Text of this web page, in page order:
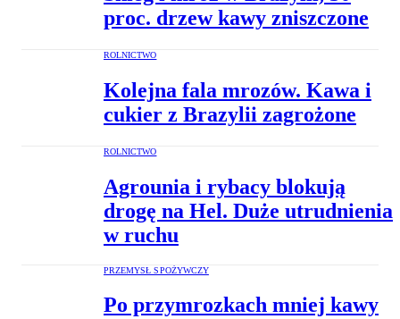
proc. drzew kawy zniszczone
ROLNICTWO
Kolejna fala mrozów. Kawa i
cukier z Brazylii zagrożone
ROLNICTWO
Agrounia i rybacy blokują
drogę na Hel. Duże utrudnienia
w ruchu
PRZEMYSŁ SPOŻYWCZY
Po przymrozkach mniej kawy